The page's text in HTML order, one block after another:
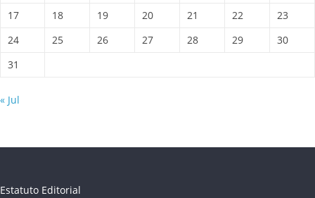
17
18 19 20 21 22
23
24
25 26 27 28 29
30
31
« Jul
Estatuto Editorial